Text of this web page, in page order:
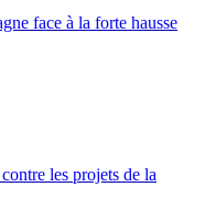
face à la forte hausse
les projets de la